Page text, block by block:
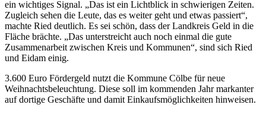
ein wichtiges Signal. „Das ist ein Lichtblick in schwierigen Zeiten.
Zugleich sehen die Leute, das es weiter geht und etwas passiert“,
machte Ried deutlich. Es sei schön, dass der Landkreis Geld in die
Fläche brächte. „Das unterstreicht auch noch einmal die gute
Zusammenarbeit zwischen Kreis und Kommunen“, sind sich Ried
und Eidam einig.
3.600 Euro Fördergeld nutzt die Kommune Cölbe für neue
Weihnachtsbeleuchtung. Diese soll im kommenden Jahr markanter
auf dortige Geschäfte und damit Einkaufsmöglichkeiten hinweisen.